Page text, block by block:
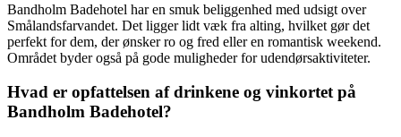
Bandholm Badehotel har en smuk beliggenhed med udsigt over
Smålandsfarvandet. Det ligger lidt væk fra alting, hvilket gør det
perfekt for dem, der ønsker ro og fred eller en romantisk weekend.
Området byder også på gode muligheder for udendørsaktiviteter.
Hvad er opfattelsen af ​​drinkene og vinkortet på
Bandholm Badehotel?